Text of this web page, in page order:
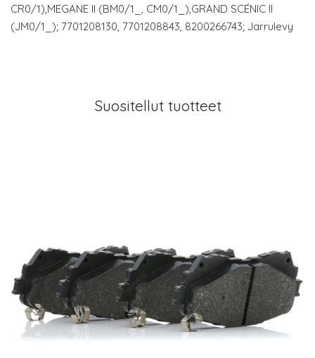
CR0/1),MEGANE II (BM0/1_, CM0/1_),GRAND SCÉNIC II
(JM0/1_); 7701208130, 7701208843, 8200266743; Jarrulevy
Suositellut tuotteet